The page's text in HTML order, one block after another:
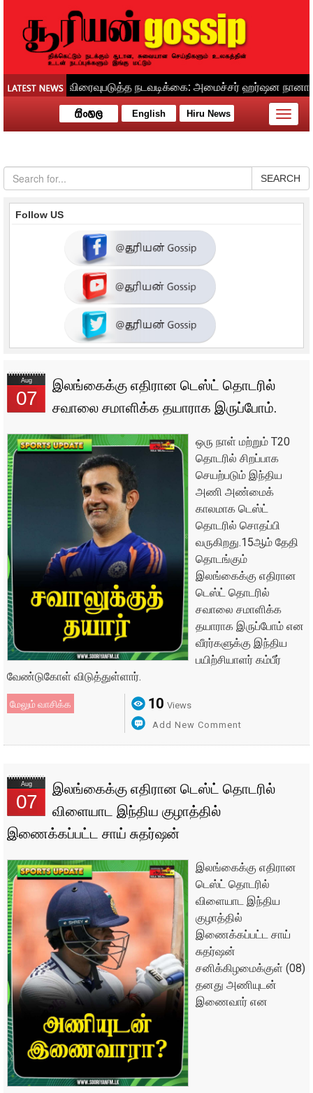
English Hiru News
Toggle
SEARCH
Follow US
Aug
07
இலங்கைக்கு எதிரான டெஸ்ட் தொடரில்
சவாலை சமாளிக்க தயாராக இருப்போம்.
ஒரு நாள் மற்றும் T20
தொடரில் சிறப்பாக
செயற்படும் இந்திய
அணி அண்மைக்
காலமாக டெஸ்ட்
தொடரில் சொதப்பி
வருகிறது.15ஆம் தேதி
தொடங்கும்
இலங்கைக்கு எதிரான
டெஸ்ட் தொடரில்
சவாலை சமாளிக்க
தயாராக இருப்போம் என
வீரர்களுக்கு இந்திய
பயிற்சியாளர் கம்பீர்
வேண்டுகோள் விடுத்துள்ளார்.
மேலும் வாசிக்க 10 Views
Add New Comment
Aug
07
இலங்கைக்கு எதிரான டெஸ்ட் தொடரில்
விளையாட இந்திய குழாத்தில்
இணைக்கப்பட்ட சாய் சுதர்ஷன்
இலங்கைக்கு எதிரான
டெஸ்ட் தொடரில்
விளையாட இந்திய
குழாத்தில்
இணைக்கப்பட்ட சாய்
சுதர்ஷன்
சனிக்கிழமைக்குள் (08)
தனது அணியுடன்
இணைவார் என